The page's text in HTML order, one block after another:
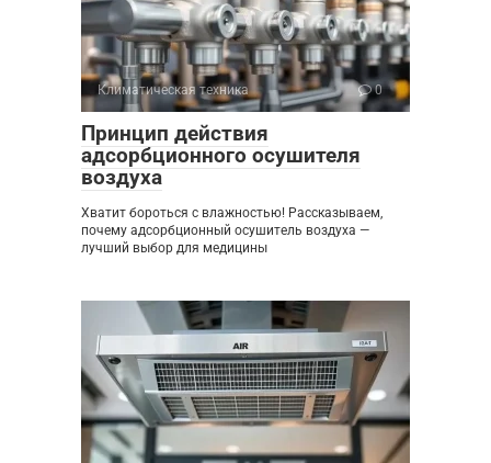
Климатическая техника 0
Принцип действия
адсорбционного осушителя
воздуха
Хватит бороться с влажностью! Рассказываем,
почему адсорбционный осушитель воздуха —
лучший выбор для медицины